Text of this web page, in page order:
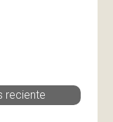
reciente